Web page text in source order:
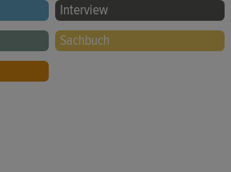
Interview
Sachbuch